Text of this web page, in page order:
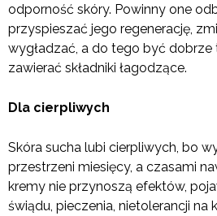
odporność skóry. Powinny one
przyspieszać jego regenerację,
wygładzać, a do tego być dobrze
zawierać składniki łagodzące.
Dla cierpliwych
Skóra sucha lubi cierpliwych, bo
przestrzeni miesięcy, a czasami
kremy nie przynoszą efektów,
świądu, pieczenia, nietolerancji na